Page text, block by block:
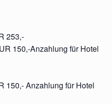
253,-
150,-Anzahlung für Hotel
150,- Anzahlung für Hotel